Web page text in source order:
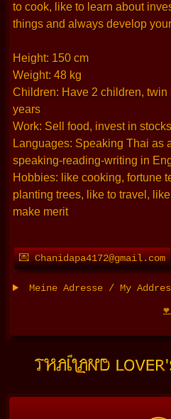
to cook, like to learn about
things and always develop
Height: 150 cm
Weight: 48 kg
Children: Have 2 children,
years
Work: Sell food, invest in
Languages: Speaking Thai as
speaking-reading-writing in
Hobbies: like cooking, fortune
planting trees, like to travel,
make merit
💌 Chanidapa4172@gmail.com
Meine Adresse / My
🧡